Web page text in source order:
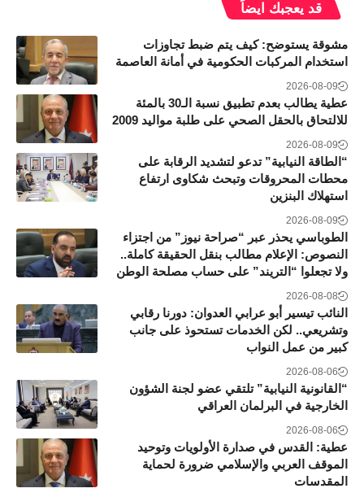
قد يعجبك ايضاً
مشوقة يستوضح: كيف يتم ضبط تجاوزات
استخدام المركبات الحكومية في أمانة العاصمة
2026-08-09
عطية يطالب بعدم تطبيق نسبة الـ30 بالمئة
للالتحاق بالحقل الصحي على طلبة مواليد 2009
2026-08-09
“الطاقة النيابية” تدعو لتشديد الرقابة على
محطات المحروقات وتبحث شكاوى ارتفاع
استهلاك البنزين
2026-08-09
الطوباسي يحذر عبر “صراحة نيوز” من اجتزاء
النصوص: الإعلام مطالب بنقل الحقيقة كاملة..
ولا تجعلوا “التريند” على حساب مصلحة الوطن
2026-08-08
النائب تيسير أبو عرابي العدوان: دورنا رقابي
وتشريعي.. لكن الخدمات تستحوذ على جانب
كبير من عمل النواب
2026-08-06
“القانونية النيابية” تلتقي عضو لجنة الشؤون
الخارجية في البرلمان العراقي
2026-08-06
عطية: القدس في صدارة الأولويات وتوحيد
الموقف العربي والإسلامي ضرورة لحماية
المقدسات